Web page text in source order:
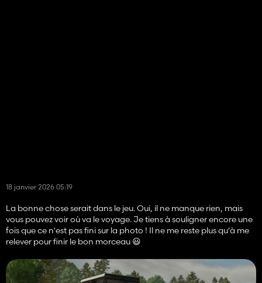
18 janvier 2026 05:19
La bonne chose serait dans le jeu. Oui, il ne manque rien, mais
vous pouvez voir où va le voyage. Je tiens à souligner encore une
fois que ce n'est pas fini sur la photo ! Il ne me reste plus qu'à me
relever pour finir le bon morceau 😃